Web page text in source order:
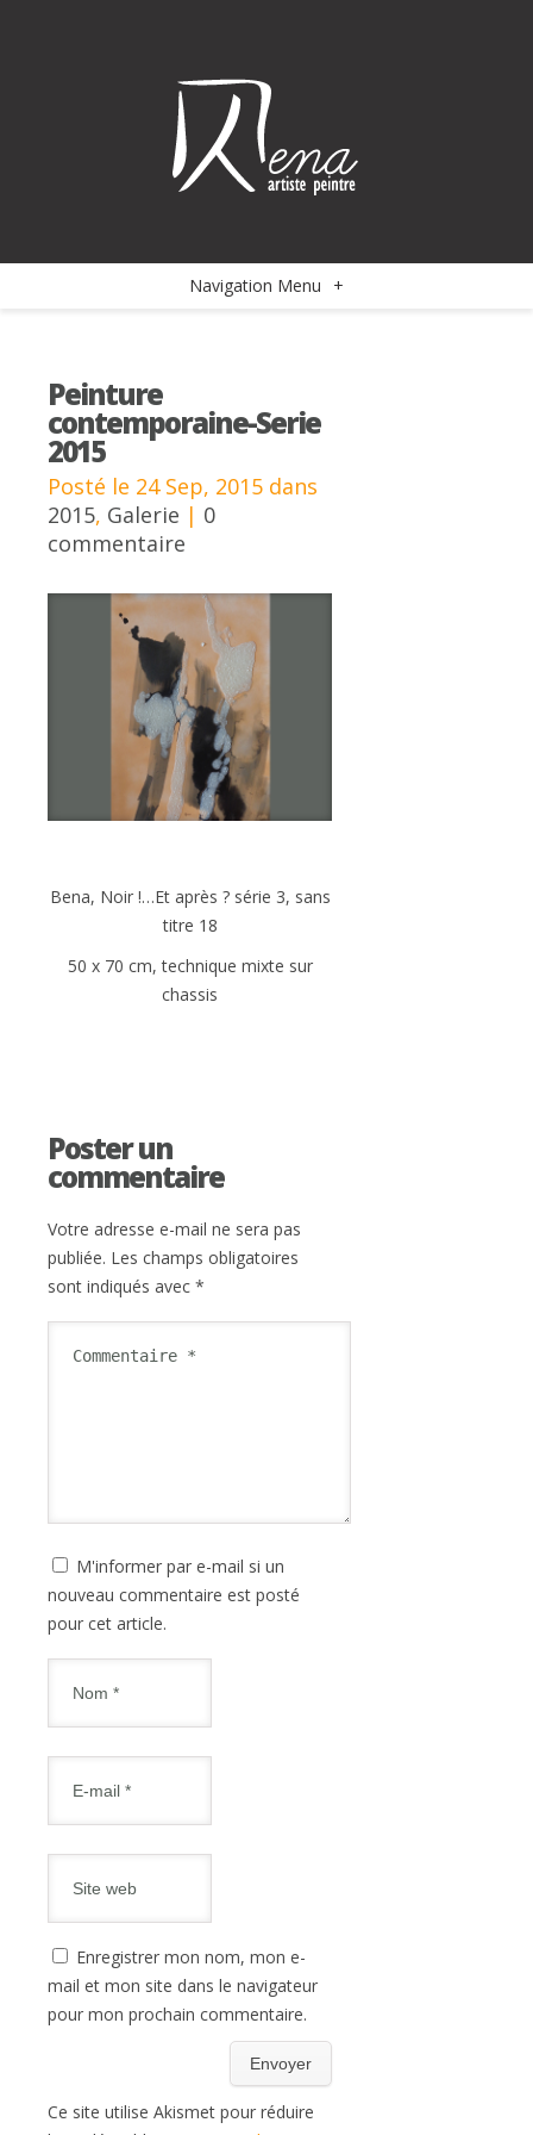
Navigation Menu +
Peinture
contemporaine-Serie
2015
Posté le 24 Sep, 2015 dans
2015, Galerie | 0
commentaire
Bena, Noir !…Et après ? série 3, sans
titre 18
50 x 70 cm, technique mixte sur
chassis
Poster un
commentaire
Votre adresse e-mail ne sera pas
publiée. Les champs obligatoires
sont indiqués avec *
M'informer par e-mail si un
nouveau commentaire est posté
pour cet article.
Enregistrer mon nom, mon e-
mail et mon site dans le navigateur
pour mon prochain commentaire.
Ce site utilise Akismet pour réduire